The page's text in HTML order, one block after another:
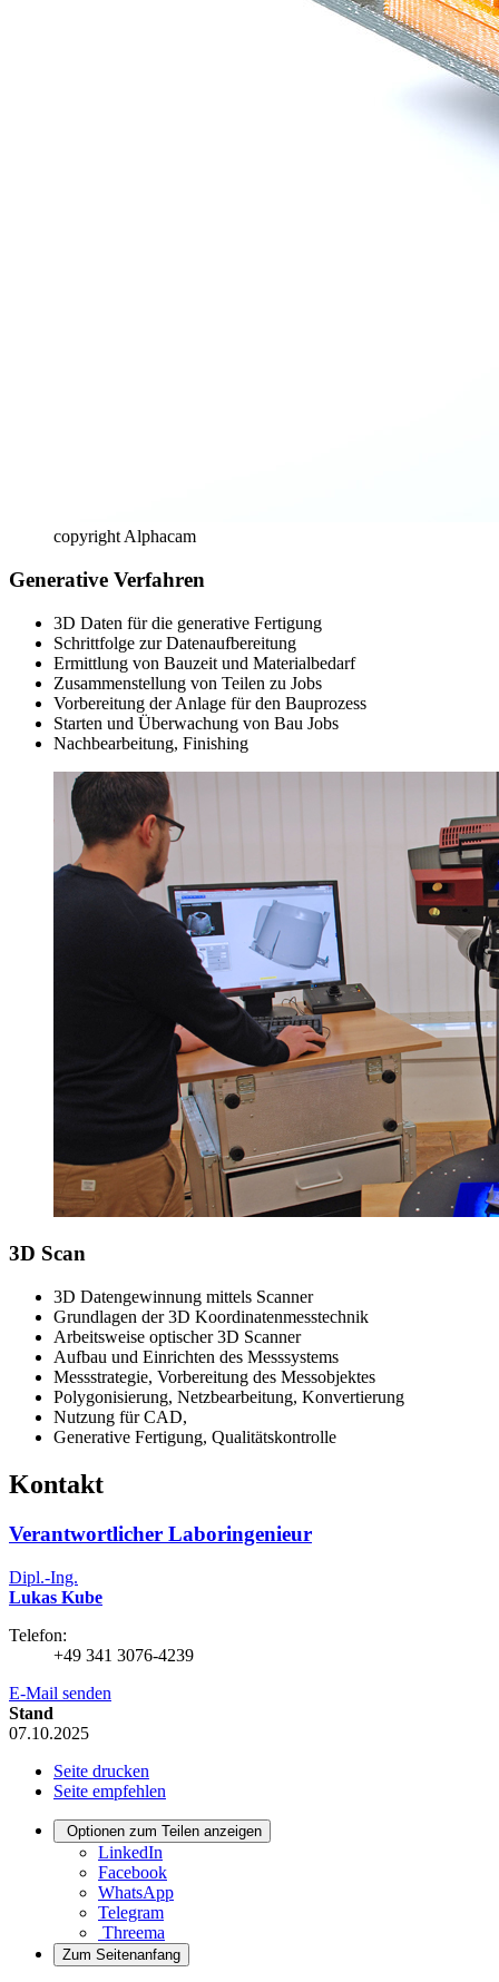
copyright Alphacam
Generative Verfahren
3D Daten für die generative Fertigung
Schrittfolge zur Datenaufbereitung
Ermittlung von Bauzeit und Materialbedarf
Zusammenstellung von Teilen zu Jobs
Vorbereitung der Anlage für den Bauprozess
Starten und Überwachung von Bau Jobs
Nachbearbeitung, Finishing
3D Scan
3D Datengewinnung mittels Scanner
Grundlagen der 3D Koordinatenmesstechnik
Arbeitsweise optischer 3D Scanner
Aufbau und Einrichten des Messsystems
Messstrategie, Vorbereitung des Messobjektes
Polygonisierung, Netzbearbeitung, Konvertierung
Nutzung für CAD,
Generative Fertigung, Qualitätskontrolle
Kontakt
Verantwortlicher Laboringenieur
Dipl.-Ing.
Lukas Kube
Telefon:
+49 341 3076-4239
E-Mail senden
Stand
07.10.2025
Seite drucken
Seite empfehlen
Optionen zum Teilen anzeigen
LinkedIn
Facebook
WhatsApp
Telegram
Threema
Zum Seitenanfang